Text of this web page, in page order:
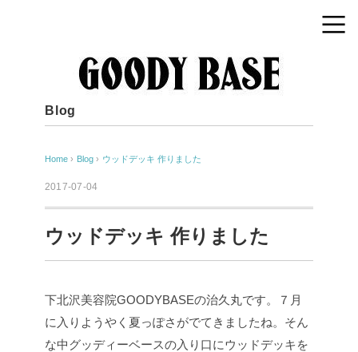
Blog
Home › Blog › ウッドデッキ 作りました
2017-07-04
ウッドデッキ 作りました
下北沢美容院GOODYBASEの治久丸です。７月
に入りようやく夏っぽさがでてきましたね。そん
な中グッディーベースの入り口にウッドデッキを